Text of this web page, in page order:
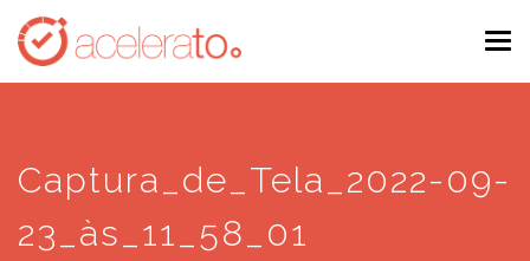
Skip
main
Captura_de_Tela_2022-09-
23_às_11_58_01